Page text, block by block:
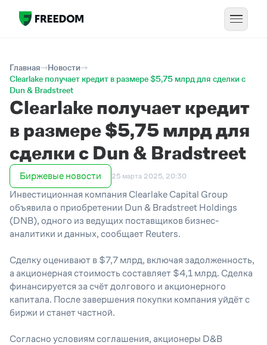
Главная
Новости
Clearlake получает кредит в размере $5,75 млрд для сделки с
Dun & Bradstreet
Clearlake получает кредит
в размере $5,75 млрд для
сделки с Dun & Bradstreet
Биржевые новости 25 марта 2025, 20:30
Инвестиционная компания Clearlake Capital Group
объявила о приобретении Dun & Bradstreet Holdings
(DNB), одного из ведущих поставщиков бизнес-
аналитики и данных, сообщает Reuters.
Сделку оценивают в $7,7 млрд, включая задолженность,
а акционерная стоимость составляет $4,1 млрд. Сделка
финансируется за счёт долгового и акционерного
капитала. После завершения покупки компания уйдёт с
биржи и станет частной.
Согласно условиям соглашения, акционеры D&B